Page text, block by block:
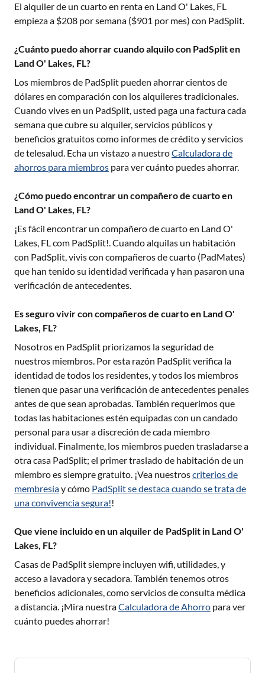
El alquiler de un cuarto en renta en Land O' Lakes, FL
empieza a $208 por semana ($901 por mes) con PadSplit.
¿Cuánto puedo ahorrar cuando alquilo con PadSplit en
Land O' Lakes, FL?
Los miembros de PadSplit pueden ahorrar cientos de
dólares en comparación con los alquileres tradicionales.
Cuando vives en un PadSplit, usted paga una factura cada
semana que cubre su alquiler, servicios públicos y
beneficios gratuitos como informes de crédito y servicios
de telesalud. Echa un vistazo a nuestroCalculadora de
ahorros para miembros para ver cuánto puedes ahorrar.
¿Cómo puedo encontrar un compañero de cuarto en
Land O' Lakes, FL?
¡Es fácil encontrar un compañero de cuarto en Land O'
Lakes, FLcom PadSplit!. Cuando alquilas un habitación
con PadSplit, vivis con compañeros de cuarto (PadMates)
que han tenido su identidad verificada y han pasaron una
verificación de antecedentes.
Es seguro vivir con compañeros de cuarto en Land O'
Lakes, FL?
Nosotros en PadSplit priorizamos la seguridad de
nuestros miembros. Por esta razón PadSplit verifica la
identidad de todos los residentes, y todos los miembros
tienen que pasar una verificación de antecedentes penales
antes de que sean aprobadas. También requerimos que
todas las habitaciones estén equipadas con un candado
personal para usar a discreción de cada miembro
individual. Finalmente, los miembros pueden trasladarse a
otra casa PadSplit; el primer traslado de habitación de un
miembro es siempre gratuito. ¡Vea nuestroscriterios de
membresíay cómo PadSplit se destaca cuando se trata de
una convivencia segura!!
Que viene incluido en un alquiler de PadSplit in Land O'
Lakes, FL?
Casas de PadSplit siempre incluyen wifi, utilidades, y
acceso a lavadora y secadora. También tenemos otros
beneficios adicionales, como servicios de consulta médica
a distancia. ¡Mira nuestraCalculadora de Ahorro para ver
cuánto puedes ahorrar!